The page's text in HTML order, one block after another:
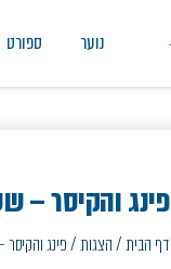
נוער ספורט
פינג והקיסר –
דף הבית/הצגות/פינג והקיסר